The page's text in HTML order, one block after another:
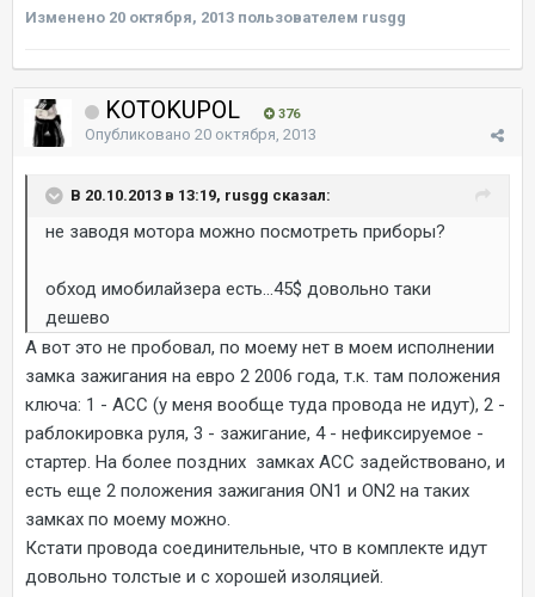
Изменено 20 октября, 2013 пользователем rusgg
KOTOKUPOL 376
Опубликовано 20 октября, 2013
В 20.10.2013 в 13:19, rusgg сказал:
не заводя мотора можно посмотреть приборы?
обход имобилайзера есть...45$ довольно таки
дешево
А вот это не пробовал, по моему нет в моем исполнении
замка зажигания на евро 2 2006 года, т.к. там положения
ключа: 1 - АСС (у меня вообще туда провода не идут), 2 -
раблокировка руля, 3 - зажигание, 4 - нефиксируемое -
стартер. На более поздних замках АСС задействовано, и
есть еще 2 положения зажигания ON1 и ON2 на таких
замках по моему можно.
Кстати провода соединительные, что в комплекте идут
довольно толстые и с хорошей изоляцией.